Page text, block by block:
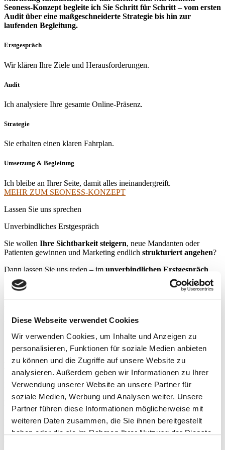
Diese Webseite verwendet Cookies
Wir verwenden Cookies, um Inhalte und Anzeigen zu
personalisieren, Funktionen für soziale Medien anbieten
zu können und die Zugriffe auf unsere Website zu
analysieren. Außerdem geben wir Informationen zu Ihrer
Verwendung unserer Website an unsere Partner für
soziale Medien, Werbung und Analysen weiter. Unsere
Partner führen diese Informationen möglicherweise mit
weiteren Daten zusammen, die Sie ihnen bereitgestellt
haben oder die sie im Rahmen Ihrer Nutzung der Dienste
Seoness-Konzept begleite ich Sie Schritt für Schritt – vom ersten
Audit über eine maßgeschneiderte Strategie bis hin zur
laufenden Begleitung.
Erstgespräch
Wir klären Ihre Ziele und Herausforderungen.
Audit
Ich analysiere Ihre gesamte Online-Präsenz.
Strategie
Sie erhalten einen klaren Fahrplan.
Umsetzung & Begleitung
Ich bleibe an Ihrer Seite, damit alles ineinandergreift.
MEHR ZUM SEONESS-KONZEPT
Lassen Sie uns sprechen
Unverbindliches Erstgespräch
Sie wollen Ihre Sichtbarkeit steigern, neue Mandanten oder
Patienten gewinnen und Marketing endlich strukturiert angehen?
Dann lassen Sie uns reden – im unverbindlichen Erstgespräch
klären wir, wie ich Sie unterstützen kann.
Warum ich die richtige Partnerin für Ihr Projekt bin
So unterstütze ich Ihr Unternehmen nachhaltig
Erprobte Strategien mit messbaren Ergebnissen
Ich habe bereits einige Kanzleien, Praxen und Dienstleister dabei
unterstützt, online sichtbarer zu werden – mit Konzepten, die in der
Praxis funktionieren und nachhaltige Resultate bringen.
Immer am Puls der Marketingtrends